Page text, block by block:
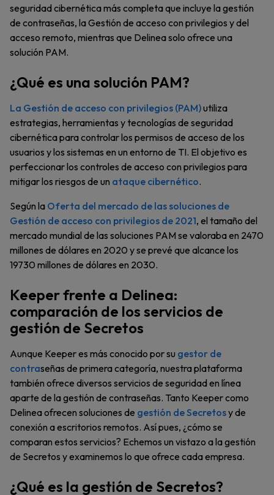
seguridad cibernética más completa que incluye la gestión
de contraseñas, la Gestión de acceso con privilegios y del
acceso remoto, mientras que Delinea solo ofrece una
solución PAM.
¿Qué es una solución PAM?
La Gestión de acceso con privilegios (PAM)utiliza
estrategias, herramientas y tecnologías de seguridad
cibernética para controlar los permisos de acceso de los
usuarios y los sistemas en un entorno de TI. El objetivo es
perfeccionar los controles de acceso con privilegios para
mitigar los riesgos de un ataque cibernético.
Según la Oferta del mercado de las soluciones de
Gestión de acceso con privilegios de 2021, el tamaño del
mercado mundial de las soluciones PAM se valoraba en 2470
millones de dólares en 2020 y se prevé que alcance los
19730 millones de dólares en 2030.
Keeper frente a Delinea:
comparación de los servicios de
gestión de Secretos
Aunque Keeper es más conocido por su gestor de
contraseñas de primera categoría, nuestra plataforma
también ofrece diversos servicios de seguridad en línea
aparte de la gestión de contraseñas. Tanto Keeper como
Delinea ofrecen soluciones de gestión de Secretosy de
conexión a escritorios remotos. Así pues, ¿cómo se
comparan estos servicios? Echemos un vistazo a la gestión
de Secretos y examinemos lo que ofrece cada empresa.
¿Qué es la gestión de Secretos?